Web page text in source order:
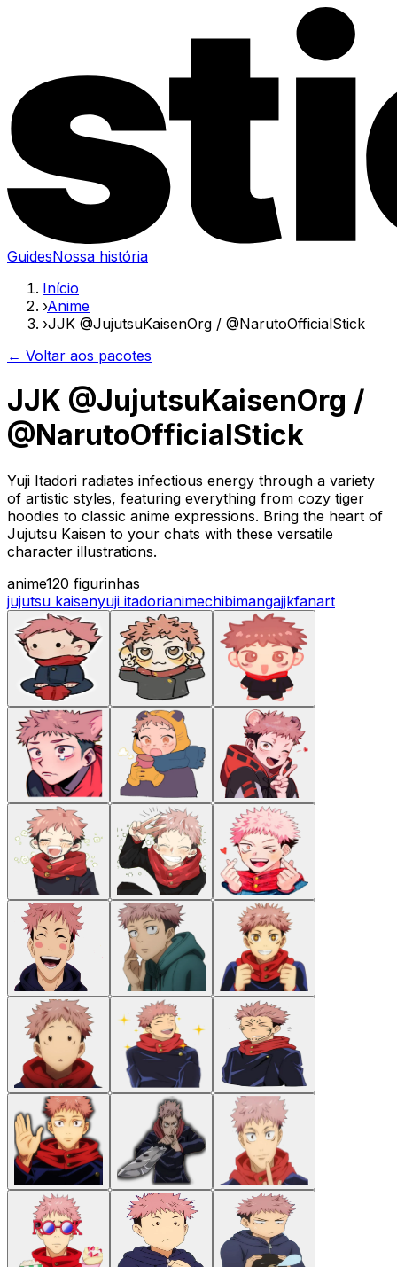
GuidesNossa história
Início
›Anime
›JJK @JujutsuKaisenOrg / @NarutoOfficialStick
← Voltar aos pacotes
JJK @JujutsuKaisenOrg /
@NarutoOfficialStick
Yuji Itadori radiates infectious energy through a variety
of artistic styles, featuring everything from cozy tiger
hoodies to classic anime expressions. Bring the heart of
Jujutsu Kaisen to your chats with these versatile
character illustrations.
anime120 figurinhas
jujutsu kaisenyuji itadorianimechibimangajjkfanart